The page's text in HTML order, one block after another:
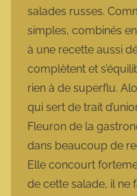
salades russes.
simples, combinés
à une recette aussi
complètent et
rien à de superflu.
qui sert de trait
Fleuron de la
dans beaucoup de
Elle concourt
de cette salade, il ne